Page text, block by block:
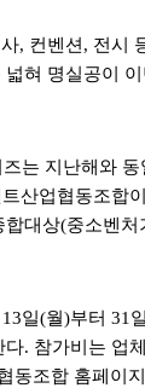
, 컨벤션, 전시
넓혀 명실공이
는 지난해와 동
산업협동조합
합대상(중소벤처
13일(월)부터 31 일
다. 참가비는 업
동조합 홈페이지